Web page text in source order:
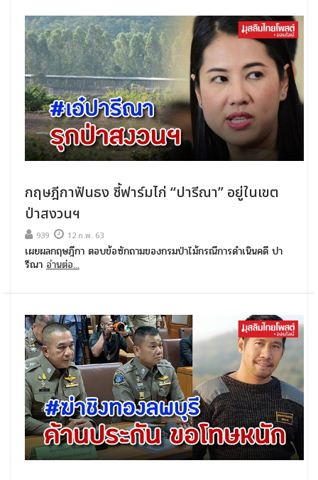
กฤษฎีกาฟันธง ชี้ฟาร์มไก่ “ปารีณา” อยู่ในเขต
ป่าสงวนฯ
939 12 ก.พ. 63
เผยผลกฤษฎีกา ตอบข้อซักถามของกรมป่าไม้กรณีการดำเนินคดี ปา
รีณา อ่านต่อ...